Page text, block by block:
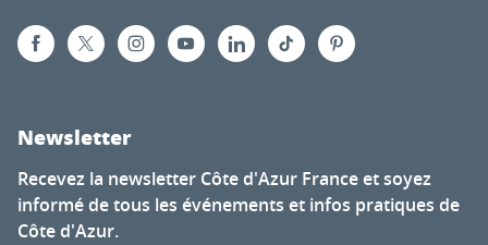
Newsletter
Recevez la newsletter Côte d'Azur France et soyez
informé de tous les événements et infos pratiques de
Côte d'Azur.